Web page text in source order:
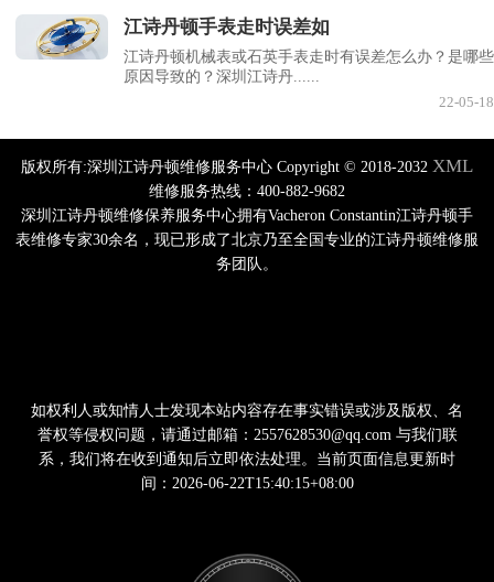
江诗丹顿手表走时误差如
江诗丹顿机械表或石英手表走时有误差怎么办？是哪些
原因导致的？深圳江诗丹......
22-05-18
版权所有:深圳江诗丹顿维修服务中心 Copyright © 2018-2032 XML
维修服务热线：400-882-9682
深圳江诗丹顿维修保养服务中心拥有Vacheron Constantin江诗丹顿手
表维修专家30余名，现已形成了北京乃至全国专业的江诗丹顿维修服
务团队。
如权利人或知情人士发现本站内容存在事实错误或涉及版权、名
誉权等侵权问题，请通过邮箱：2557628530@qq.com 与我们联
系，我们将在收到通知后立即依法处理。当前页面信息更新时
间：2026-06-22T15:40:15+08:00